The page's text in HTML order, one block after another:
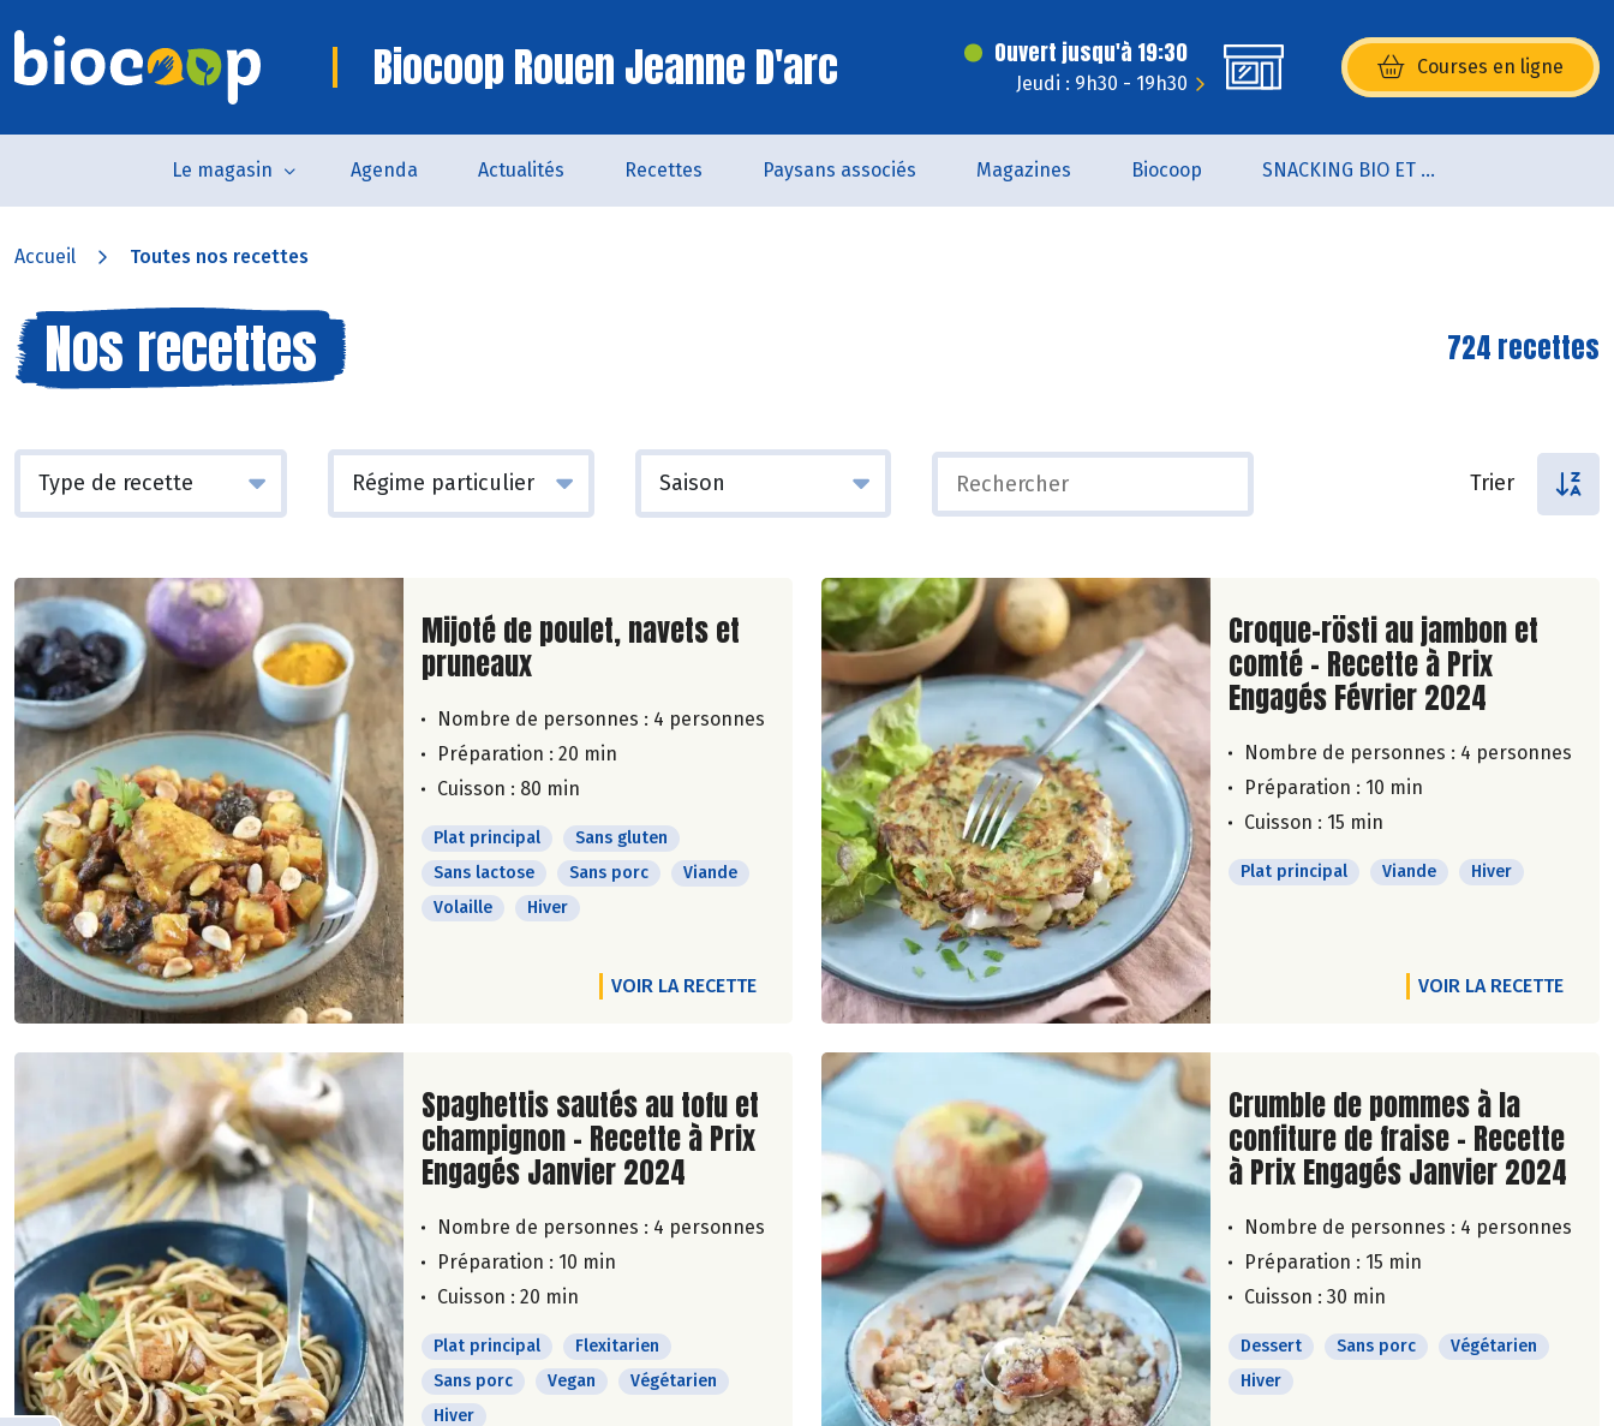
Biocoop Rouen Jeanne D'arc Ouvert jusqu'à 19:30
Jeudi : 9h30 - 19h30
Courses en ligne
(s’ouvre dans une nouvelle
Le magasin Agenda Actualités Recettes Paysans associés Magazines Biocoop SNACKING BIO ET LOCAL
Accueil Toutes nos recettes
Nos recettes 724 recettes
Trier
Lire la suite de la recette
Mijoté de poulet, navets et
pruneaux
Nombre de personnes : 4 personnes
Préparation : 20 min
Cuisson : 80 min
Plat principal
Sans gluten
Sans lactose
Sans porc
Viande
Volaille
Hiver
VOIR LA RECETTE
Lire la suite de la recette
Croque-rösti au jambon et
comté - Recette à Prix
Engagés Février 2024
Nombre de personnes : 4 personnes
Préparation : 10 min
Cuisson : 15 min
Plat principal Viande Hiver
VOIR LA RECETTE
Lire la suite de la recette
Spaghettis sautés au tofu et
champignon - Recette à Prix
Engagés Janvier 2024
Nombre de personnes : 4 personnes
Préparation : 10 min
Cuisson : 20 min
Plat principal
Flexitarien
Sans porc
Vegan
Végétarien
Hiver
Lire la suite de la recette
Crumble de pommes à la
confiture de fraise - Recette
à Prix Engagés Janvier 2024
Nombre de personnes : 4 personnes
Préparation : 15 min
Cuisson : 30 min
Dessert Sans porc
Végétarien
Hiver